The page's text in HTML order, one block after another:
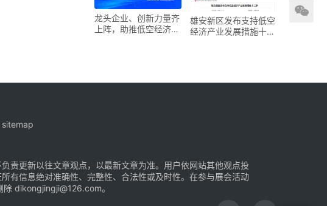
龙头企业、创新力量齐
上阵，助推低空经济进
雄安新区发布支持低空
经济产业发展措施十二
sitemap
责更新以往文章观点，以最新文章为准。用户依网站其他观点投
有信息绝对准确性、完整性、合法性或及时性。在参与展会活动
dikongjingji@126.com。